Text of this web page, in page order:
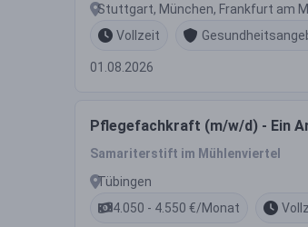
Stuttgart, München, Frankfurt am
Vollzeit
01.08.2026
Pflegefachkraft (m/w/d) - Ein
Samariterstift im Mühlenviertel
Tübingen
4.050 - 4.550 €/Monat